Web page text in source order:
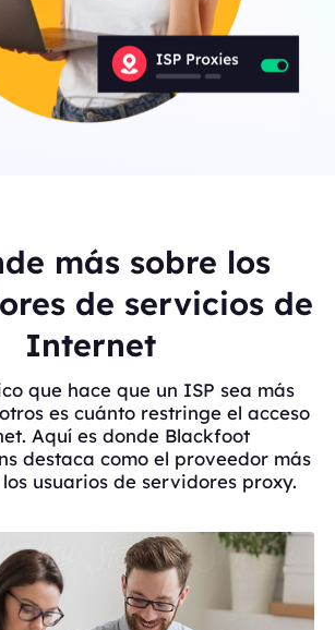
más sobre los
de servicios de
Internet
que hace que un ISP sea más
es cuánto restringe el acceso
Aquí es donde Blackfoot
destaca como el proveedor más
usuarios de servidores proxy.